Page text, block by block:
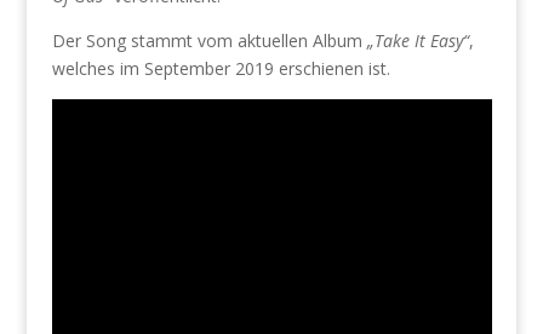
Der Song stammt vom aktuellen Album „Take It Easy“,
welches im September 2019 erschienen ist.